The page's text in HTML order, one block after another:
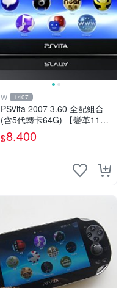
W 1407
PSVita 2007 3.60 全配組合
(含5代轉卡64G) 【變革11】
破解改好 + 水晶殼 + 硬殼包
$8,400